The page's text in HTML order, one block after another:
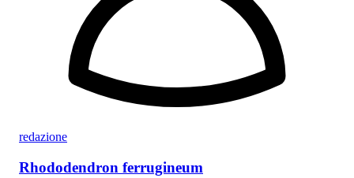
redazione
Rhododendron ferrugineum